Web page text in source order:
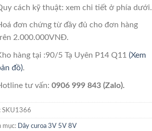
cách kỹ thuật: xem chi tiết ở phía dưới.
đơn chứng từ đầy đủ cho đơn hàng
2.000.000VNĐ.
hàng tại :90/5 Tạ Uyên P14 Q11 (Xem
đồ).
tư vấn: 0906 999 843 (Zalo).
SKU1366
mục: Dây curoa 3V 5V 8V